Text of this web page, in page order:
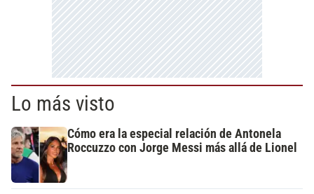
Lo más visto
Cómo era la especial relación de Antonela
Roccuzzo con Jorge Messi más allá de Lionel